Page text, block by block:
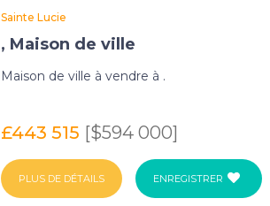
Sainte Lucie
, Maison de ville
Maison de ville à vendre à .
£443 515 [$594 000]
PLUS DE DÉTAILS ENREGISTRER